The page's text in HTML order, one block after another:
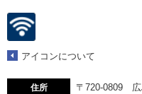
アイコンについて
住所 〒720-0809 広